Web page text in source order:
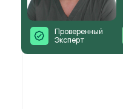
Проверенный
Эксперт